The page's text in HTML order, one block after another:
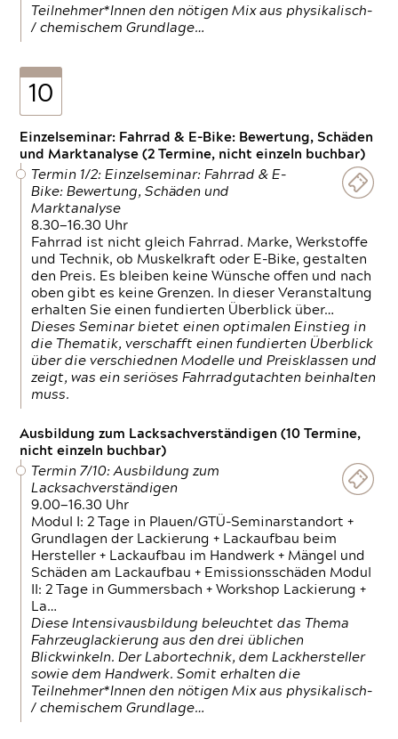
Teilnehmer*Innen den nötigen Mix aus physikalisch-
/ chemischem Grundlage…
10
Einzelseminar: Fahrrad & E-Bike: Bewertung, Schäden
und Marktanalyse (2 Termine, nicht einzeln buchbar)
Termin 1/2: Einzelseminar: Fahrrad & E-
Bike: Bewertung, Schäden und
Marktanalyse
8.30—16.30 Uhr
Fahrrad ist nicht gleich Fahrrad. Marke, Werkstoffe
und Technik, ob Muskelkraft oder E-Bike, gestalten
den Preis. Es bleiben keine Wünsche offen und nach
oben gibt es keine Grenzen. In dieser Veranstaltung
erhalten Sie einen fundierten Überblick über…
Dieses Seminar bietet einen optimalen Einstieg in
die Thematik, verschafft einen fundierten Überblick
über die verschiednen Modelle und Preisklassen und
zeigt, was ein seriöses Fahrradgutachten beinhalten
muss.
Ausbildung zum Lacksachverständigen (10 Termine,
nicht einzeln buchbar)
Termin 7/10: Ausbildung zum
Lacksachverständigen
9.00—16.30 Uhr
Modul I: 2 Tage in Plauen/GTÜ-Seminarstandort +
Grundlagen der Lackierung + Lackaufbau beim
Hersteller + Lackaufbau im Handwerk + Mängel und
Schäden am Lackaufbau + Emissionsschäden Modul
II: 2 Tage in Gummersbach + Workshop Lackierung +
La…
Diese Intensivausbildung beleuchtet das Thema
Fahrzeuglackierung aus den drei üblichen
Blickwinkeln. Der Labortechnik, dem Lackhersteller
sowie dem Handwerk. Somit erhalten die
Teilnehmer*Innen den nötigen Mix aus physikalisch-
/ chemischem Grundlage…